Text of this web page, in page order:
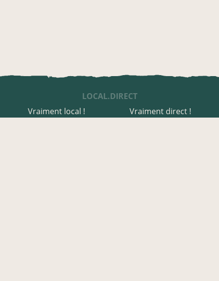
LOCAL.DIRECT
Vraiment local !
Vraiment direct !